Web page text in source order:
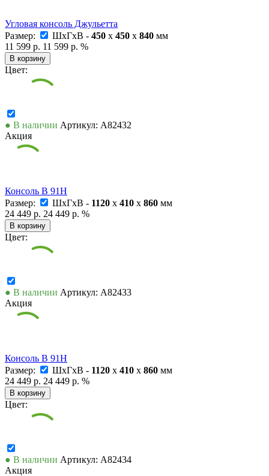
Угловая консоль Джульетта
Размер:
ШxГxВ - 450 x 450 x 840 мм
11 599 р. 11 599 р. %
В корзину
Цвет:
● В наличии Артикул: А82432
Акция
Консоль В 91Н
Размер:
ШxГxВ - 1120 x 410 x 860 мм
24 449 р. 24 449 р. %
В корзину
Цвет:
● В наличии Артикул: А82433
Акция
Консоль В 91Н
Размер:
ШxГxВ - 1120 x 410 x 860 мм
24 449 р. 24 449 р. %
В корзину
Цвет:
● В наличии Артикул: А82434
Акция